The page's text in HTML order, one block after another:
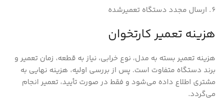
ارسال مجدد دستگاه تعمیرشده
هزینه تعمیر کارتخوان
هزینه تعمیر بسته به مدل، نوع خرابی، نیاز به قطعه، زمان تعمیر و
برند دستگاه متفاوت است. پس از بررسی اولیه، هزینه نهایی به
مشتری اطلاع داده می‌شود و فقط در صورت تأیید، تعمیر انجام
می‌گردد.